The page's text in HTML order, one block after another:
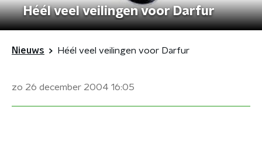
Héél veel veilingen voor Darfur
Nieuws Héél veel veilingen voor Darfur
zo 26 december 2004 16:05